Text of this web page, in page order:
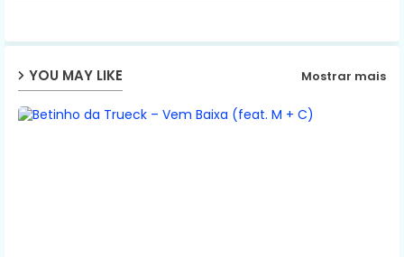
ap
YOU MAY LIKE Mostrar mais